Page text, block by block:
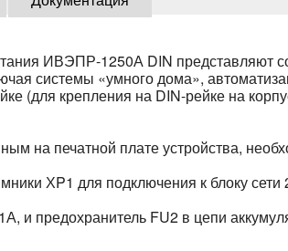
ИВЭПР-1250А DIN представляют
системы «умного дома»,
(для крепления на DIN-рейке на
на печатной плате устройства,
ХP1 для подключения к блоку
и предохранитель FU2 в цепи